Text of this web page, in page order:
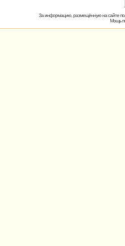
За информацию, размещённую на сайте
Мощь